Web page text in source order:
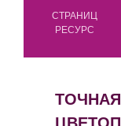
СТРАНИЦ
РЕСУРС
ТОЧНАЯ